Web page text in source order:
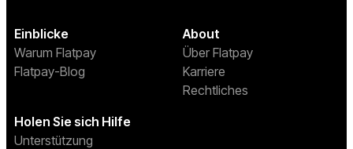
Einblicke
Warum Flatpay
Flatpay-Blog
About
Über Flatpay
Karriere
Rechtliches
Holen Sie sich Hilfe
Unterstützung